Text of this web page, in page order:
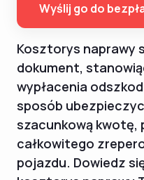
Wyślij go do
Kosztorys naprawy
dokument,
wypłacenia
sposób
szacunkową kwotę,
całkowitego
pojazdu. Dowiedz